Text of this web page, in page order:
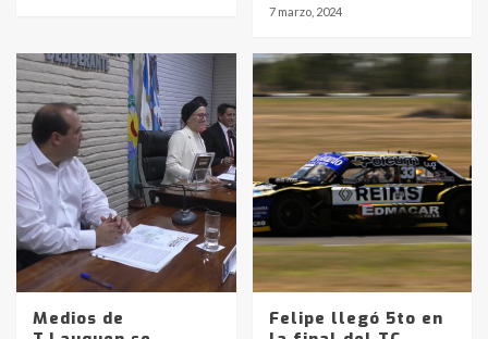
7 marzo, 2024
Medios de
Felipe llegó 5to en